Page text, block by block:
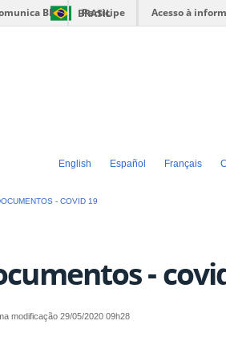
BRASIL
BR Participe Acesso à
English Español Français
- COVID 19
-
modificação 29/05/2020 09h28